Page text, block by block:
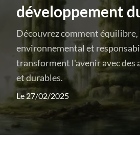
développement
Découvrez comment
environnemental et
transforment l'avenir avec des
et durables.
Le 27/02/2025